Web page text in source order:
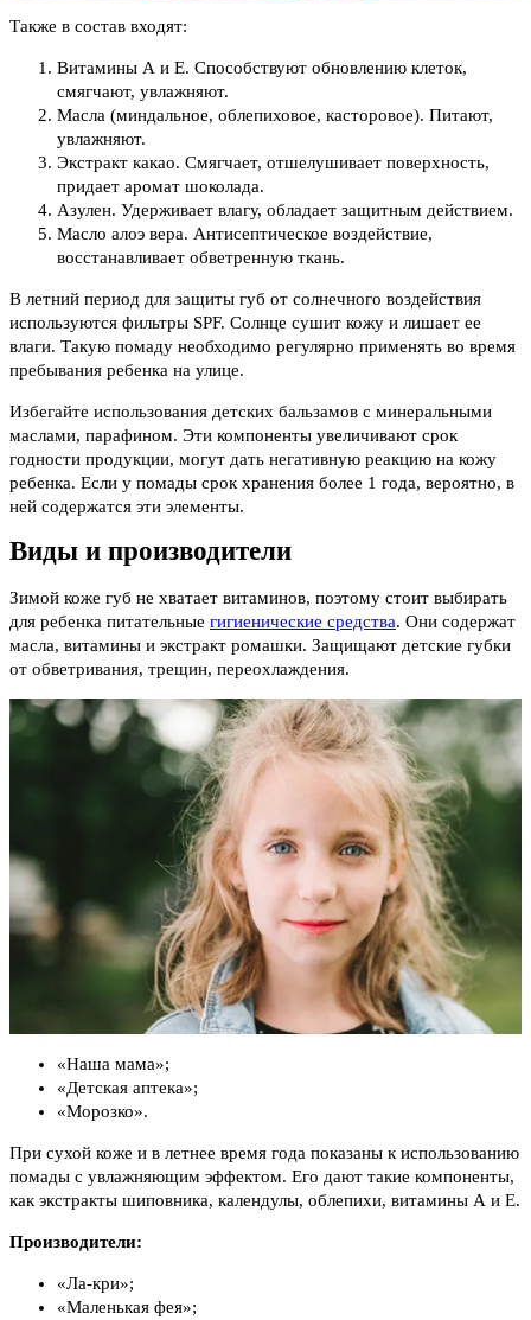
Также в состав входят:
Витамины А и Е. Способствуют обновлению клеток,
смягчают, увлажняют.
Масла (миндальное, облепиховое, касторовое). Питают,
увлажняют.
Экстракт какао. Смягчает, отшелушивает поверхность,
придает аромат шоколада.
Азулен. Удерживает влагу, обладает защитным действием.
Масло алоэ вера. Антисептическое воздействие,
восстанавливает обветренную ткань.
В летний период для защиты губ от солнечного воздействия
используются фильтры SPF. Солнце сушит кожу и лишает ее
влаги. Такую помаду необходимо регулярно применять во время
пребывания ребенка на улице.
Избегайте использования детских бальзамов с минеральными
маслами, парафином. Эти компоненты увеличивают срок
годности продукции, могут дать негативную реакцию на кожу
ребенка. Если у помады срок хранения более 1 года, вероятно, в
ней содержатся эти элементы.
Виды и производители
Зимой коже губ не хватает витаминов, поэтому стоит выбирать
для ребенка питательные гигиенические средства. Они содержат
масла, витамины и экстракт ромашки. Защищают детские губки
от обветривания, трещин, переохлаждения.
«Наша мама»;
«Детская аптека»;
«Морозко».
При сухой коже и в летнее время года показаны к использованию
помады с увлажняющим эффектом. Его дают такие компоненты,
как экстракты шиповника, календулы, облепихи, витамины А и Е.
Производители:
«Ла-кри»;
«Маленькая фея»;